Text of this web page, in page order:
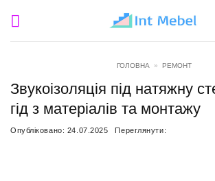
ГОЛОВНА » РЕМОНТ
Звукоізоляція під натяжну
гід з матеріалів та монтажу
Опубліковано: 24.07.2025 Переглянути: